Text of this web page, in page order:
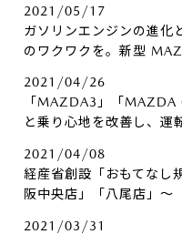
2021/05/17
ガソリンエンジンの進化
のワクワクを。新型
2021/04/26
「MAZDA3」「
と乗り心地を改善し、運
2021/04/08
経産省創設「おもてなし
阪中央店」「八尾店」～
2021/03/31